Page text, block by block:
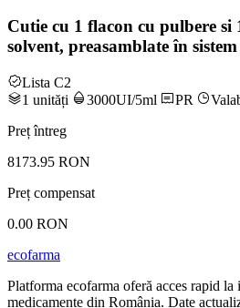
Cutie cu 1 flacon cu pulbere si
solvent, preasamblate în
Lista C2
1 unități
3000UI/5ml PR
Preț întreg
8173.95 RON
Preț compensat
0.00 RON
ecofarma
Platforma ecofarma oferă acces rapid
medicamente din România. Date